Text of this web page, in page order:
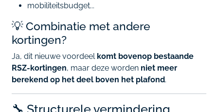
mobiliteitsbudget...
💡 Combinatie met andere
kortingen?
Ja, dit nieuwe voordeel komt bovenop bestaande
RSZ-kortingen, maar deze worden niet meer
berekend op het deel boven het plafond.
🔧 Structurele vermindering